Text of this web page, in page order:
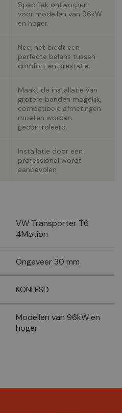
Specifiek ontworpen
voor modellen van 96kW
en hoger.
Nee, het biedt een
perfecte balans tussen
comfort en prestatie.
Maakt de installatie van
grotere banden mogelijk,
compatibele afmetingen
moeten worden
gecontroleerd.
Installatie door een
professional wordt
aanbevolen.
VW Transporter T6
4Motion
Ongeveer 30 mm
KONI FSD
Modellen van 96kW en
hoger